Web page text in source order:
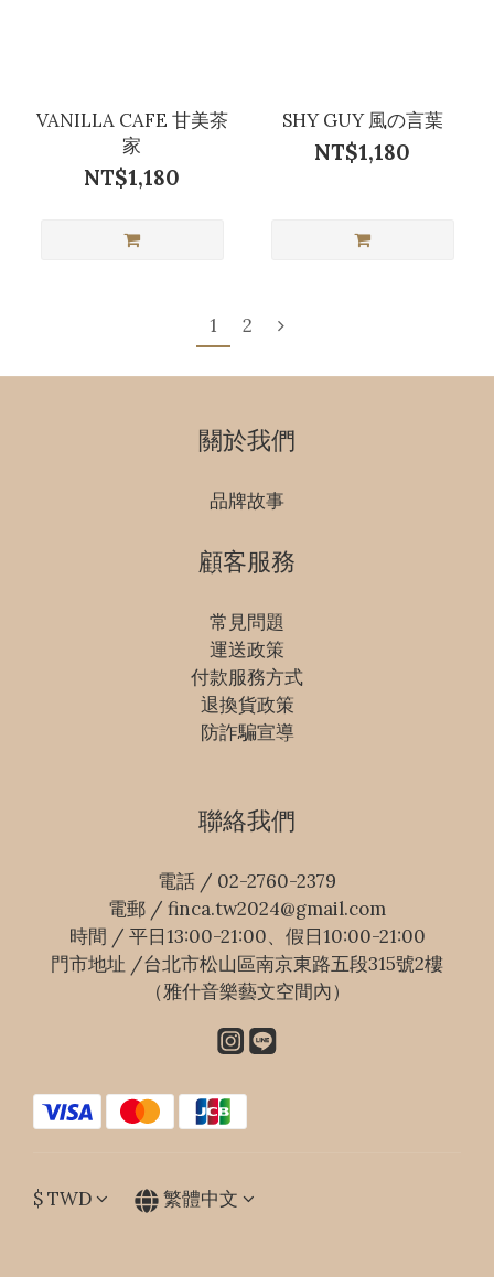
VANILLA CAFE 甘美茶
家
NT$1,180
SHY GUY 風の言葉
NT$1,180
1 2
關於我們
品牌故事
顧客服務
常見問題
運送政策
付款服務方式
退換貨政策
防詐騙宣導
聯絡我們
電話 / 02-2760-2379
電郵 / finca.tw2024@gmail.com
時間 / 平日13:00-21:00、假日10:00-21:00
門市地址 /台北市松山區南京東路五段315號2樓
（雅什音樂藝文空間內）
$TWD 繁體中文